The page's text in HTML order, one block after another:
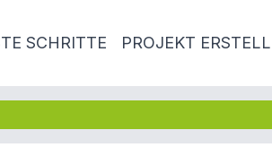
SCHRITTE PROJEKT